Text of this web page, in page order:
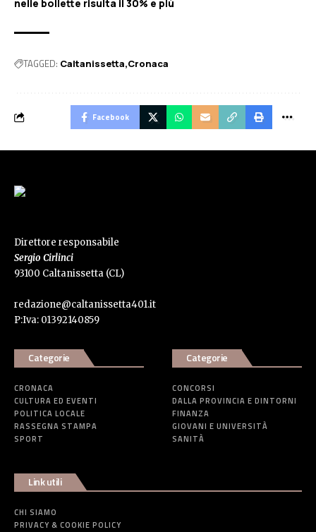
nelle bollette risulta il 30% e più
TAGGED: Caltanissetta Cronaca
Facebook
Direttore responsabile
Sergio Cirlinci
93100 Caltanissetta (CL)
redazione@caltanissetta401.it
P:Iva: 01392140859
Categorie
CRONACA
CULTURA ED EVENTI
POLITICA LOCALE
RASSEGNA STAMPA
SPORT
Categorie
CONCORSI
DALLA PROVINCIA E DINTORNI
FINANZA
GIOVANI E UNIVERSITÀ
SANITÀ
Link utili
CHI SIAMO
PRIVACY & COOKIE POLICY